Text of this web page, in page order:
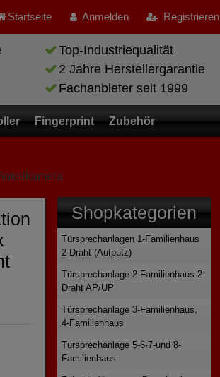
Startseite Anmelden Registrieren
Top-Industriequalität
2 Jahre Herstellergarantie
Fachanbieter seit 1999
Fingerprint Zubehör
Shopkategorien
Türsprechanlagen 1-Familienhaus
2-Draht (Aufputz)
Türsprechanlage 2-Familienhaus 2-
Draht AP/UP
Türsprechanlage 3-Familienhaus,
4-Familienhaus
Türsprechanlage 5-6-7-und 8-
Familienhaus